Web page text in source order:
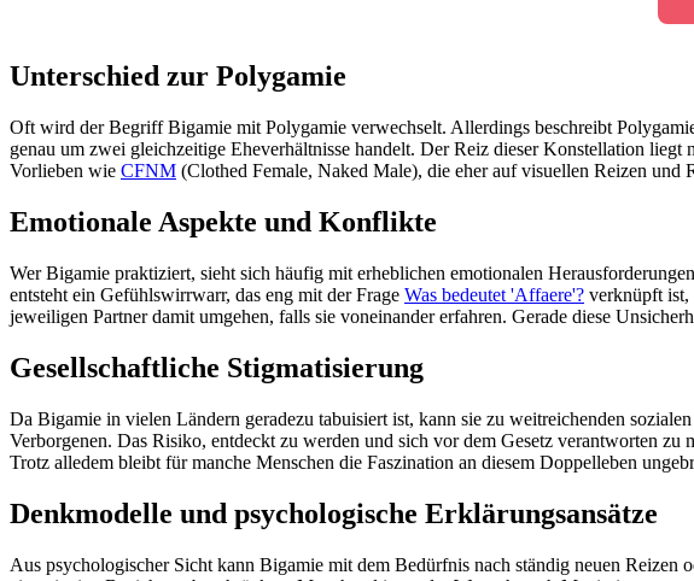
Unterschied zur Polygamie
Oft wird der Begriff Bigamie mit Polygamie verwechselt. Allerdings beschreibt
genau um zwei gleichzeitige Eheverhältnisse handelt. Der Reiz dieser Konstellation
Vorlieben wie CFNM (Clothed Female, Naked Male), die eher auf visuellen Reizen
Emotionale Aspekte und Konflikte
Wer Bigamie praktiziert, sieht sich häufig mit erheblichen emotionalen
entsteht ein Gefühlswirrwarr, das eng mit der Frage Was bedeutet 'Affaere'? verknüpft ist,
jeweiligen Partner damit umgehen, falls sie voneinander erfahren. Gerade diese
Gesellschaftliche Stigmatisierung
Da Bigamie in vielen Ländern geradezu tabuisiert ist, kann sie zu weitreichenden
Verborgenen. Das Risiko, entdeckt zu werden und sich vor dem Gesetz verantworten
Trotz alledem bleibt für manche Menschen die Faszination an diesem Doppelleben
Denkmodelle und psychologische Erklärungsansätze
Aus psychologischer Sicht kann Bigamie mit dem Bedürfnis nach ständig neuen